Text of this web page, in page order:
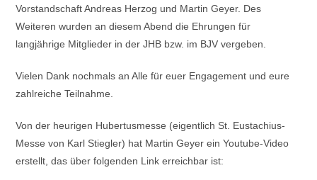
Vorstandschaft Andreas Herzog und Martin Geyer. Des
Weiteren wurden an diesem Abend die Ehrungen für
langjährige Mitglieder in der JHB bzw. im BJV vergeben.
Vielen Dank nochmals an Alle für euer Engagement und eure
zahlreiche Teilnahme.
Von der heurigen Hubertusmesse (eigentlich St. Eustachius-
Messe von Karl Stiegler) hat Martin Geyer ein Youtube-Video
erstellt, das über folgenden Link erreichbar ist: